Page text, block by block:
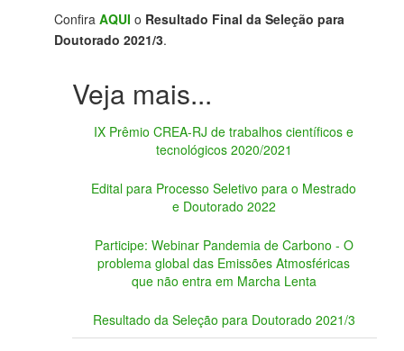
Confira AQUI o Resultado Final da Seleção para
Doutorado 2021/3.
IX Prêmio CREA-RJ de trabalhos científicos e
tecnológicos 2020/2021
Edital para Processo Seletivo para o Mestrado
e Doutorado 2022
Participe: Webinar Pandemia de Carbono - O
problema global das Emissões Atmosféricas
que não entra em Marcha Lenta
Resultado da Seleção para Doutorado 2021/3